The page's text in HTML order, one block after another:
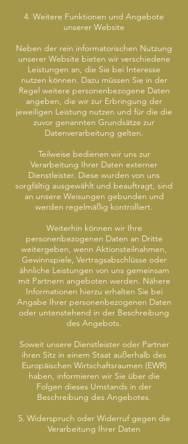
4. Weitere Funktionen und Angebote
unserer Website
Neben der rein informatorischen Nutzung
unserer Website bieten wir verschiedene
Leistungen an, die Sie bei Interesse
nutzen können. Dazu müssen Sie in der
Regel weitere personenbezogene Daten
angeben, die wir zur Erbringung der
jeweiligen Leistung nutzen und für die die
zuvor genannten Grundsätze zur
Datenverarbeitung gelten.
Teilweise bedienen wir uns zur
Verarbeitung Ihrer Daten externer
Dienstleister. Diese wurden von uns
sorgfältig ausgewählt und beauftragt, sind
an unsere Weisungen gebunden und
werden regelmäßig kontrolliert.
Weiterhin können wir Ihre
personenbezogenen Daten an Dritte
weitergeben, wenn Aktionsteilnahmen,
Gewinnspiele, Vertragsabschlüsse oder
ähnliche Leistungen von uns gemeinsam
mit Partnern angeboten werden. Nähere
Informationen hierzu erhalten Sie bei
Angabe Ihrer personenbezogenen Daten
oder untenstehend in der Beschreibung
des Angebots.
Soweit unsere Dienstleister oder Partner
ihren Sitz in einem Staat außerhalb des
Europäischen Wirtschaftsraumen (EWR)
haben, informieren wir Sie über die
Folgen dieses Umstands in der
Beschreibung des Angebotes.
5. Widerspruch oder Widerruf gegen die
Verarbeitung Ihrer Daten